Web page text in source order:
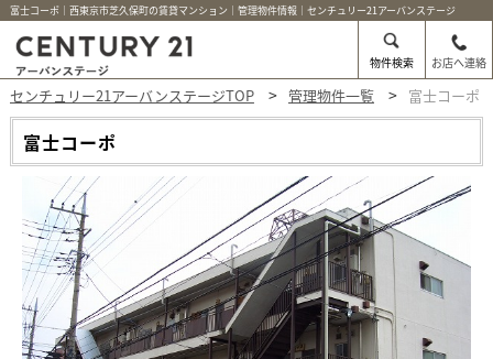
富士コーポ｜西東京市芝久保町の賃貸マンション｜管理物件情報｜センチュリー21アーバンステージ
物件検索 お店へ連絡
センチュリー21アーバンステージTOP 管理物件一覧 富士コーポ
富士コーポ